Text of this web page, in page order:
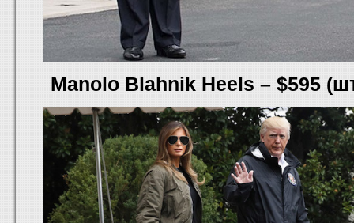
Manolo Blahnik Heels – $595